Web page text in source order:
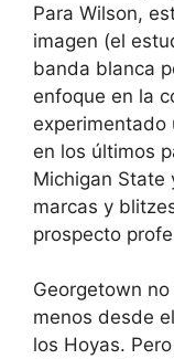
Para Wilson,
imagen (el
banda blanca
enfoque en la
experimentado
en los últimos
Michigan State
marcas y
prospecto
Georgetown
menos desde
los Hoyas.